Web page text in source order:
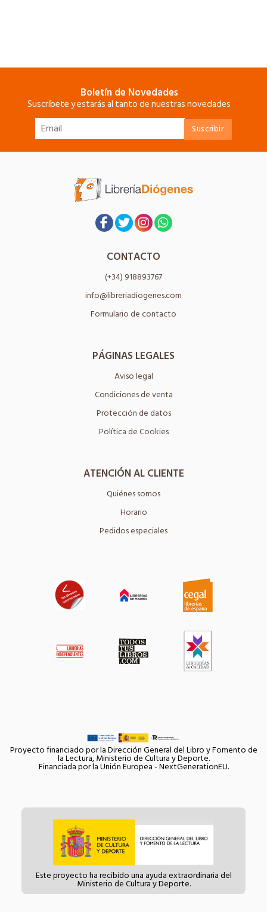
Boletín de Novedades
Suscríbete y estarás al tanto de nuestras novedades
CONTACTO
(+34) 918893767
info@libreriadiogenes.com
Formulario de contacto
PÁGINAS LEGALES
Aviso legal
Condiciones de venta
Protección de datos
Política de Cookies
ATENCIÓN AL CLIENTE
Quiénes somos
Horario
Pedidos especiales
Proyecto financiado por la Dirección General del Libro y Fomento de
la Lectura, Ministerio de Cultura y Deporte.
Financiada por la Unión Europea - NextGenerationEU.
Este proyecto ha recibido una ayuda extraordinaria del
Ministerio de Cultura y Deporte.